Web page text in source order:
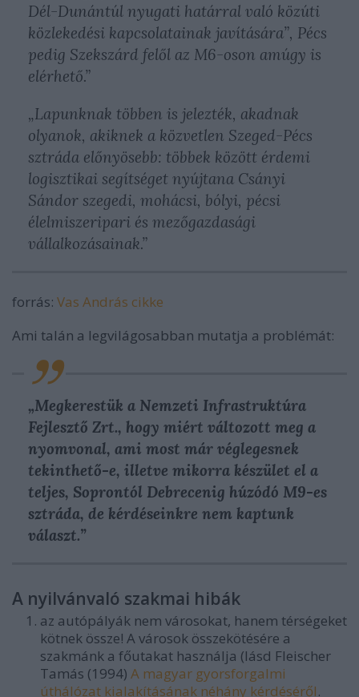
Dél-Dunántúl nyugati határral való közúti
közlekedési kapcsolatainak javítására”, Pécs
pedig Szekszárd felől az M6-oson amúgy is
elérhető.”
„Lapunknak többen is jelezték, akadnak
olyanok, akiknek a közvetlen Szeged-Pécs
sztráda előnyösebb: többek között érdemi
logisztikai segítséget nyújtana Csányi
Sándor szegedi, mohácsi, bólyi, pécsi
élelmiszeripari és mezőgazdasági
vállalkozásainak.”
forrás: Vas András cikke
Ami talán a legvilágosabban mutatja a problémát:
„Megkerestük a Nemzeti Infrastruktúra
Fejlesztő Zrt., hogy miért változott meg a
nyomvonal, ami most már véglegesnek
tekinthető-e, illetve mikorra készület el a
teljes, Soprontól Debrecenig húzódó M9-es
sztráda, de kérdéseinkre nem kaptunk
választ.”
A nyilvánvaló szakmai hibák
az autópályák nem városokat, hanem térségeket
kötnek össze! A városok összekötésére a
szakmánk a főutakat használja (lásd Fleischer
Tamás (1994) A magyar gyorsforgalmi
úthálózat kialakításának néhány kérdéséről.